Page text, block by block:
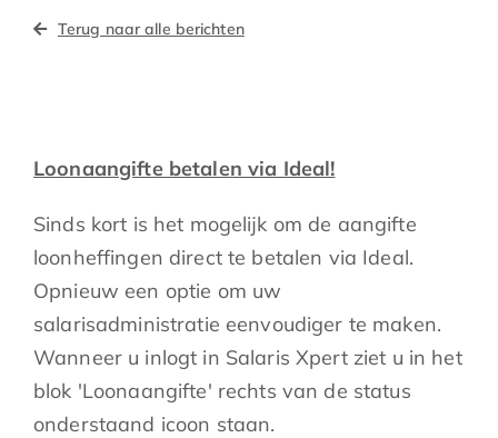
Terug naar alle berichten
Loonaangifte betalen via Ideal!
Sinds kort is het mogelijk om de aangifte
loonheffingen direct te betalen via Ideal.
Opnieuw een optie om uw
salarisadministratie eenvoudiger te maken.
Wanneer u inlogt in Salaris Xpert ziet u in het
blok 'Loonaangifte' rechts van de status
onderstaand icoon staan.